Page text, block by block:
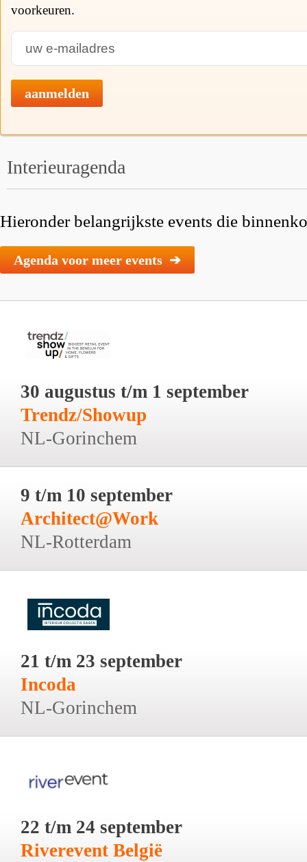
voorkeuren.
aanmelden
Interieuragenda
Hieronder belangrijkste events die
Agenda voor meer events ➔
30 augustus t/m 1 september
Trendz/Showup
NL-Gorinchem
9 t/m 10 september
Architect@Work
NL-Rotterdam
21 t/m 23 september
Incoda
NL-Gorinchem
22 t/m 24 september
Riverevent België